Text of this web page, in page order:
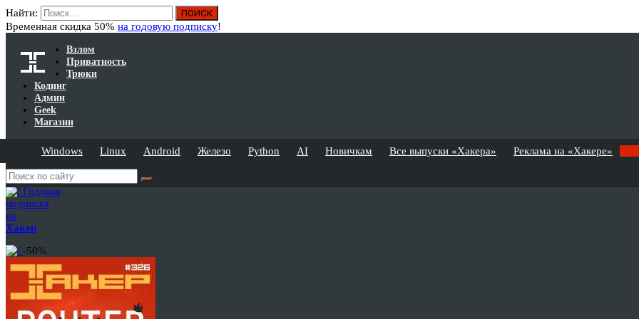
Найти:
Временная скидка 50% на годовую подписку!
Взлом
Приватность
Трюки
Кодинг
Админ
Geek
Магазин
Windows Linux Android Железо Python AI Новичкам Все выпуски «Хакера» Реклама на «Хакере»
Годовая
подписка
на
Хакер
-50%